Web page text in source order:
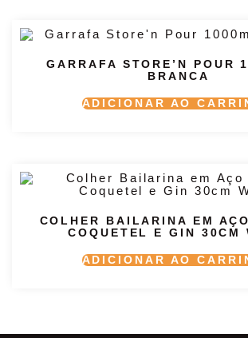
GARRAFA STORE’N POUR
BRANCA
ADICIONAR AO
COLHER BAILARINA EM
COQUETEL E GIN 30CM
ADICIONAR AO